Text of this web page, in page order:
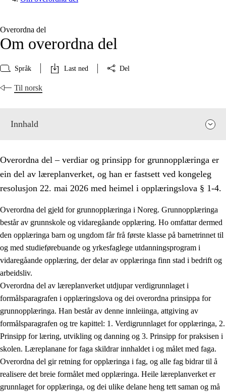
Overordna del
Om overordna del
Språk Last ned Del
Til norsk
Innhald
Overordna del – verdiar og prinsipp for grunnopplæringa er
ein del av læreplanverket, og han er fastsett ved kongeleg
resolusjon 22. mai 2026 med heimel i opplæringslova § 1-4.
Overordna del gjeld for grunnopplæringa i Noreg. Grunnopplæringa
består av grunnskole og vidaregåande opplæring. Ho omfattar dermed
den opplæringa barn og ungdom får frå første klasse på barnetrinnet til
og med studieførebuande og yrkesfaglege utdanningsprogram i
vidaregåande opplæring, der delar av opplæringa finn stad i bedrift og
arbeidsliv.
Overordna del av læreplanverket utdjupar verdigrunnlaget i
formålsparagrafen i opplæringslova og dei overordna prinsippa for
grunnopplæringa. Han består av denne innleiinga, attgiving av
formålsparagrafen og tre kapittel: 1. Verdigrunnlaget for opplæringa, 2.
Prinsipp for læring, utvikling og danning og 3. Prinsipp for praksisen i
skolen. Læreplanane for faga skildrar innhaldet i og målet med faga.
Overordna del gir retning for opplæringa i fag, og alle fag bidrar til å
realisere det breie formålet med opplæringa. Heile læreplanverket er
grunnlaget for opplæringa, og dei ulike delane heng tett saman og må